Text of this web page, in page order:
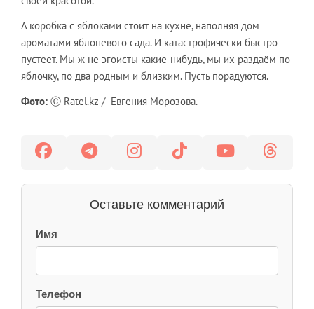
А коробка с яблоками стоит на кухне, наполняя дом
ароматами яблоневого сада. И катастрофически быстро
пустеет. Мы ж не эгоисты какие-нибудь, мы их раздаём по
яблочку, по два родным и близким. Пусть порадуются.
Фото: Ⓒ Ratel.kz / Евгения Морозова.
Оставьте комментарий
Имя
Телефон